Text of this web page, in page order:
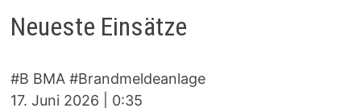
Neueste Einsätze
#B BMA #Brandmeldeanlage
17. Juni 2026
0:35